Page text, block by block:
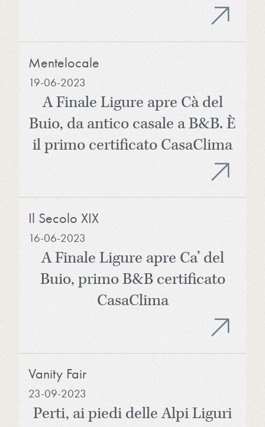
Mentelocale
19-06-2023
A Finale Ligure apre Cà del
Buio, da antico casale a B&B. È
il primo certificato CasaClima
Il Secolo XIX
16-06-2023
A Finale Ligure apre Ca’ del
Buio, primo B&B certificato
CasaClima
Vanity Fair
23-09-2023
Perti, ai piedi delle Alpi Liguri